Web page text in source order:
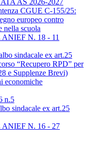
AS 2026-2027
CGUE C‑155/25:
europeo contro
nella scuola
N. 18 - 11
sindacale ex art.25
“Recupero RPD” per
e Supplenze Brevi)
economiche
n.5
sindacale ex art.25
N. 16 - 27